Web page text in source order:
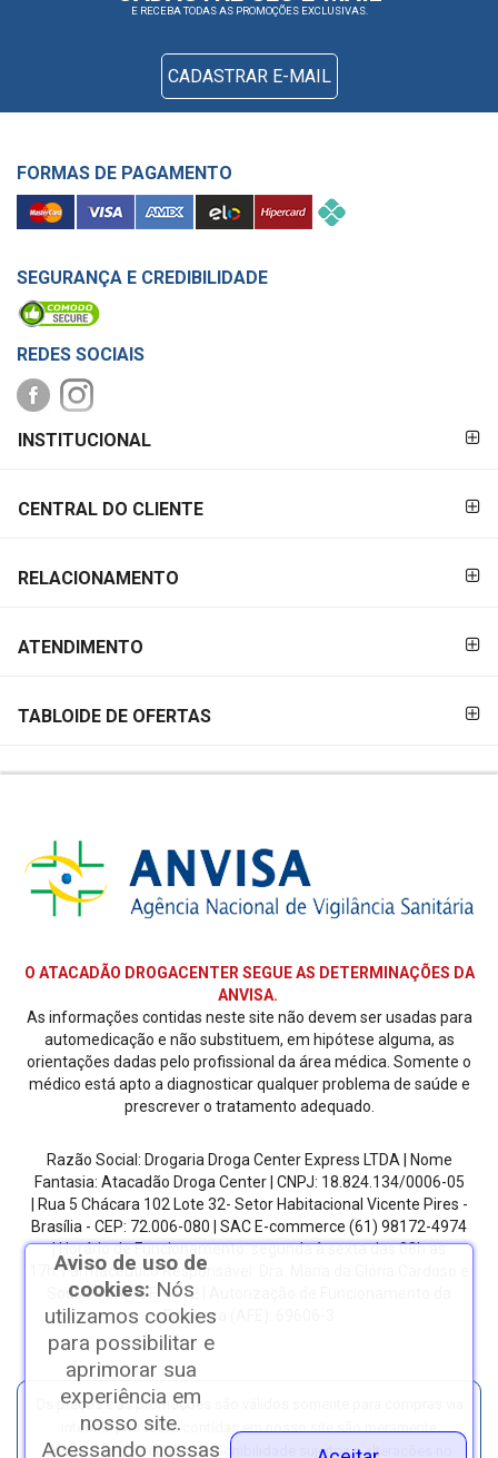
E RECEBA TODAS AS PROMOÇÕES EXCLUSIVAS.
CADASTRAR E-MAIL
FORMAS DE PAGAMENTO
SEGURANÇA E CREDIBILIDADE
REDES SOCIAIS
PAGAMENTO
INSTITUCIONAL
CENTRAL DO CLIENTE
RELACIONAMENTO
ATENDIMENTO
TABLOIDE DE OFERTAS
O ATACADÃO DROGACENTER SEGUE AS DETERMINAÇÕES DA
ANVISA.
As informações contidas neste site não devem ser usadas para
automedicação e não substituem, em hipótese alguma, as
orientações dadas pelo profissional da área médica. Somente o
médico está apto a diagnosticar qualquer problema de saúde e
prescrever o tratamento adequado.
Razão Social: Drogaria Droga Center Express LTDA | Nome
Fantasia: Atacadão Droga Center | CNPJ: 18.824.134/0006-05
| Rua 5 Chácara 102 Lote 32- Setor Habitacional Vicente Pires -
Brasília - CEP: 72.006-080
| SAC E-commerce (61) 98172-4974
| Horário de Funcionamento: segunda à sexta das 08h as
17h.Farmacêutico Responsável: Dra. Maria da Glória Cardoso e
Sousa | CRF/DF: 4612 | Autorização de Funcionamento da
Empresa (AFE): 69606-3
Os preços e as promoções são válidos somente para compras via
internet. | As fotos contidas em nosso site são meramente
ilustrativas. | *Preços e disponibilidade sujeitos a alterações no
Aviso de uso de
cookies: Nós
utilizamos cookies
para possibilitar e
aprimorar sua
experiência em
nosso site.
Acessando nossas